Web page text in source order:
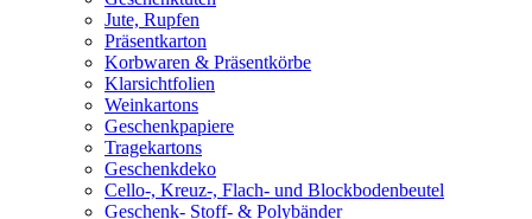
Jute, Rupfen
Präsentkarton
Korbwaren & Präsentkörbe
Klarsichtfolien
Weinkartons
Geschenkpapiere
Tragekartons
Geschenkdeko
Cello-, Kreuz-, Flach- und Blockbodenbeutel
Geschenk- Stoff- & Polybänder